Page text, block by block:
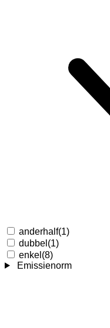
anderhalf(1)
dubbel (1)
enkel (8)
Emissienorm